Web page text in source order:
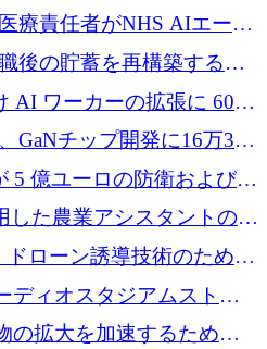
訴訟プラットフォームを
療責任者がNHS AIエージ
1,000万ポンドを調達
後の貯蓄を再構築するた
調達
AI ワーカーの拡張に 600
GaNチップ開発に16万3千
5 億ユーロの防衛および二
ある E2D を立ち上げる
した農業アシスタントの拡
確保
ローン誘導技術のために
ディオスタジアムストリ
を買収
の拡大を加速するために